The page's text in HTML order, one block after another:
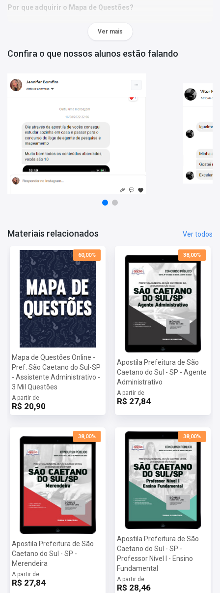
Por que adquirir o Mapa de Questões?
formato, a estrutura e o estilo das perguntas elaboradas pela
similares;
• Ao abordar um volume substancial de questões, você estará
apto a identificar os assuntos que têm maior recorrência nas
provas, direcionando seu foco de estudo para áreas de maior
relevância;
• Mediante a resolução das questões, você também terá a
capacidade de avaliar seu progresso por matéria e tópico,
permitindo um redirecionamento estratégico de seus estudos
para as áreas que necessitam maior dedicação;
Estes são apenas alguns dos benefícios em adquirir o
Ver mais
Confira o que nossos alunos estão falando
Materiais relacionados Ver todos
60,00%
Mapa de Questões Online -
Pref. São Caetano do Sul-SP
- Assistente Administrativo -
3 Mil Questões
A partir de
R$ 20,90
38,00%
Apostila Prefeitura de São
Caetano do Sul - SP - Agente
Administrativo
A partir de
R$ 27,84
38,00%
Apostila Prefeitura de São
Caetano do Sul - SP -
Merendeira
A partir de
R$ 27,84
38,00%
Apostila Prefeitura de São
Caetano do Sul - SP -
Professor Nível I - Ensino
Fundamental
A partir de
R$ 28,46